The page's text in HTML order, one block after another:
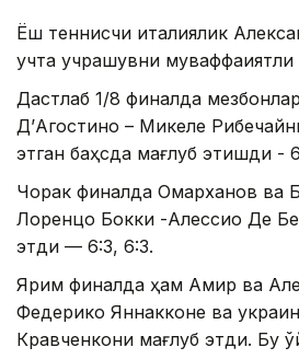
Ёш теннисчи италиялик
учта учрашувни муваффақиятли
Дастлаб 1/8 финалда
Д’Агостино – Микеле
этган баҳсда мағлуб этишди -
Чорак финалда Омарханов ва
Лоренцо Бокки -Алессио Де
этди — 6:3, 6:3.
Ярим финалда ҳам Амир ва
Федерико Яннакконе ва
Кравченкони мағлуб этди. Бу